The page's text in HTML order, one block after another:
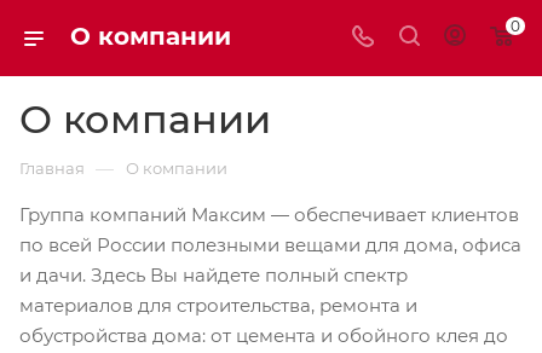
О компании 0
О компании
Главная — О компании
Группа компаний Максим — обеспечивает клиентов
по всей России полезными вещами для дома, офиса
и дачи. Здесь Вы найдете полный спектр
материалов для строительства, ремонта и
обустройства дома: от цемента и обойного клея до